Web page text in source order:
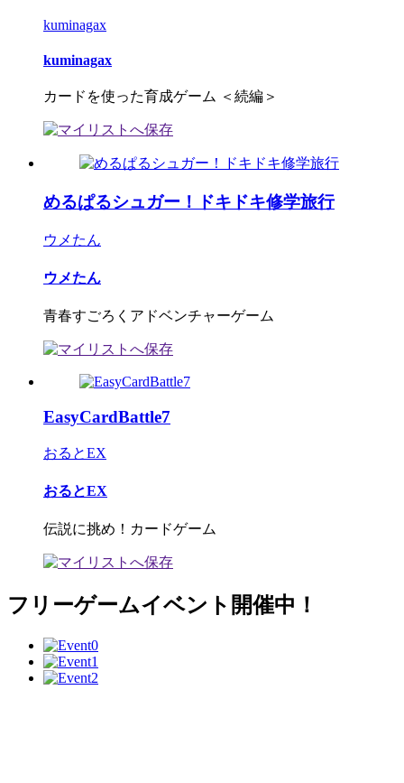
kuminagax
kuminagax
カードを使った育成ゲーム ＜続編＞
めるぱるシュガー！ドキドキ修学旅行
ウメたん
ウメたん
青春すごろくアドベンチャーゲーム
EasyCardBattle7
おるとEX
おるとEX
伝説に挑め！カードゲーム
フリーゲームイベント開催中！